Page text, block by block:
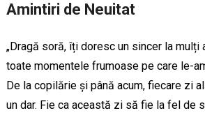
Amintiri de Neuitat
„Dragă soră, îți doresc un sincer la
toate momentele frumoase pe care le-
De la copilărie și până acum, fiecare zi
un dar. Fie ca această zi să fie la fel de